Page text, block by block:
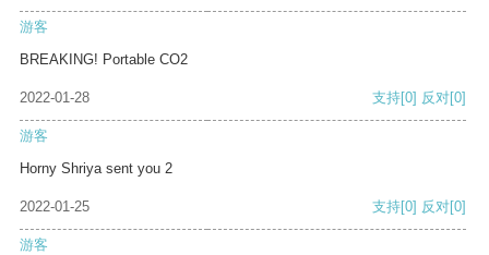
游客
BREAKING! Portable CO2
2022-01-28 支持[0] 反对[0]
游客
Horny Shriya sent you 2
2022-01-25 支持[0] 反对[0]
游客